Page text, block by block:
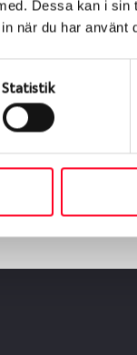
Dessa kan i sin
när du har använt
Statistik
i
vi byter dina